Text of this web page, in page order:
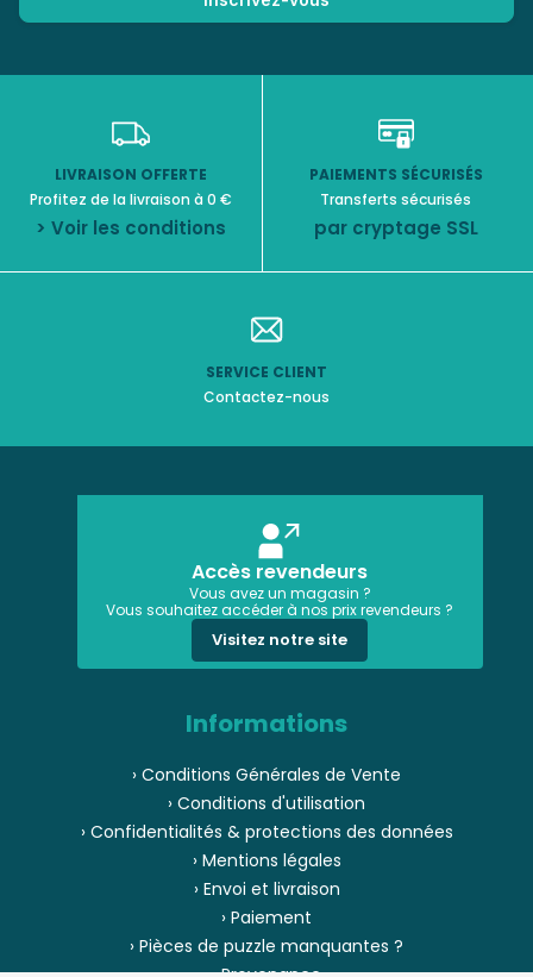
LIVRAISON OFFERTE
Profitez de la livraison à 0 €
> Voir les conditions
PAIEMENTS SÉCURISÉS
Transferts sécurisés
par cryptage SSL
SERVICE CLIENT
Contactez-nous
Accès revendeurs
Vous avez un magasin ?
Vous souhaitez accéder à nos prix revendeurs ?
Visitez notre site
Informations
› Conditions Générales de Vente
› Conditions d'utilisation
› Confidentialités & protections des données
› Mentions légales
› Envoi et livraison
› Paiement
› Pièces de puzzle manquantes ?